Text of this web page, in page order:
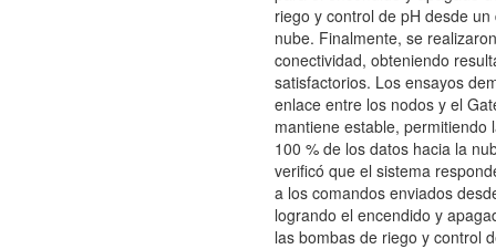
riego y control de pH desde
nube. Finalmente, se
conectividad, obteniendo
satisfactorios. Los ensayos
enlace entre los nodos y el
mantiene estable, permitiendo
100 % de los datos hacia la
verificó que el sistema
a los comandos enviados
logrando el encendido y
las bombas de riego y control